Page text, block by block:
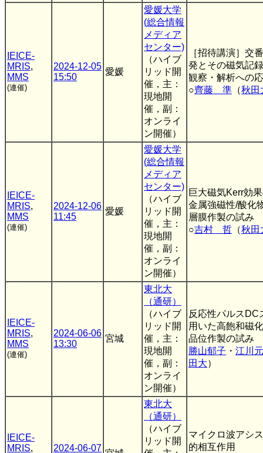
IEICE-
MRIS,
MMS
(連催)
2024-12-05
15:50
愛媛
愛媛大学
(総合情報
メディア
センター)
（ハイブ
リッド開
催，主：
現地開
催，副：
オンライ
ン開催）
［招待講演］交
発とその磁気記
観察・解析への
○齊藤 準 （秋田
IEICE-
MRIS,
MMS
(連催)
2024-12-06
11:45
愛媛
愛媛大学
(総合情報
メディア
センター)
（ハイブ
リッド開
催，主：
現地開
催，副：
オンライ
ン開催）
巨大磁気Kerr効
金属強磁性/酸化
層膜作製の試み
○吉村 哲 （秋田
IEICE-
MRIS,
MMS
(連催)
2024-06-06
13:30
宮城
東北大
（通研）
（ハイブ
リッド開
催，主：
現地開
催，副：
オンライ
ン開催）
反応性パルスDC
用いた高飽和磁
品位作製の試み
勝山郁子 ・ 江川
田大）
IEICE-
MRIS, 2024-06-07
東北大
（通研）
（ハイブ
リッド開
マイクロ波アシ
的相互作用